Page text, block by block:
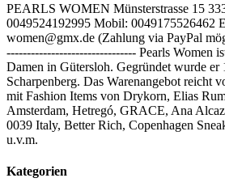
PEARLS WOMEN Münsterstrasse 15
0049524192995 Mobil: 0049175526462
women@gmx.de (Zahlung via PayPal
-------------------------------- Pearls Women
Damen in Gütersloh. Gegründet wurde er
Scharpenberg. Das Warenangebot reicht
mit Fashion Items von Drykorn, Elias
Amsterdam, Hetregó, GRACE, Ana
0039 Italy, Better Rich, Copenhagen
u.v.m.
Kategorien